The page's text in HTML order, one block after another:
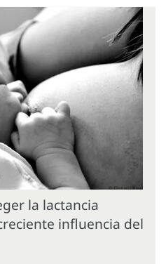
la lactancia
influencia del